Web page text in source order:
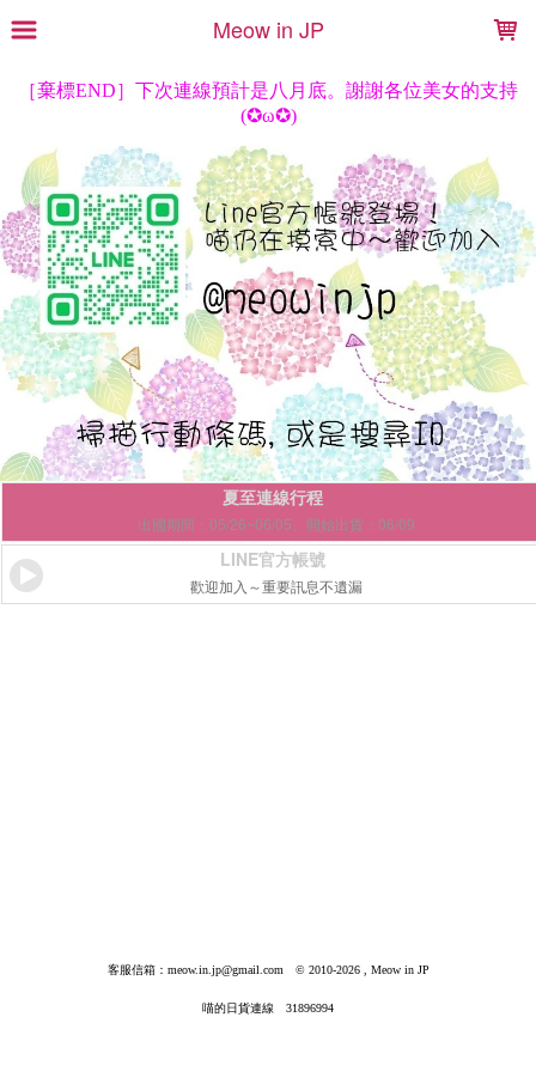
Meow in JP
夏至連線行程
出國期間：05/26~06/05。開始出貨：06/09
LINE官方帳號
歡迎加入～重要訊息不遺漏